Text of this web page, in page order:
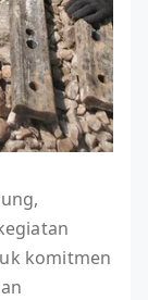
komitmen